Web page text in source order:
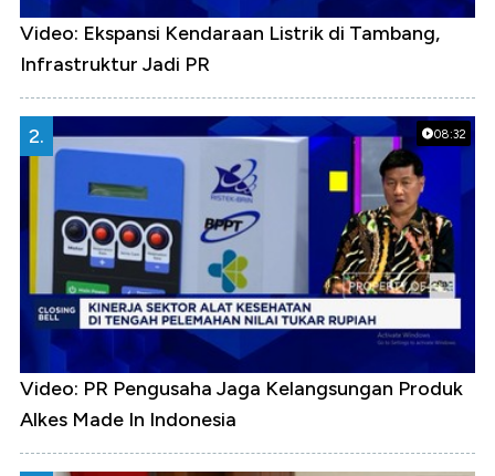
Video: Ekspansi Kendaraan Listrik di Tambang,
Infrastruktur Jadi PR
08:32
2.
Video: PR Pengusaha Jaga Kelangsungan Produk
Alkes Made In Indonesia